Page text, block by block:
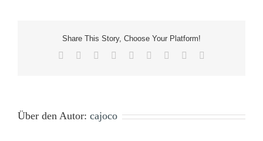
Share This Story, Choose Your Platform!
Facebook Reddit LinkedInWhatsApp
TumblrPinterest
Über den Autor: cajoco